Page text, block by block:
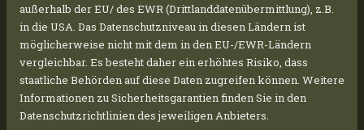
farmland, soil erosion poses a threat to the
surrounding biotopes. PV plants reduce soil
erosion. Particularly in agricultural areas that
are prone to wind and water erosion, the
structures of the PV modules provide necessary
protection against erosive forces. As grass and
außerhalb der EU/ des EWR (Drittlanddatenübermittlung), z.B.
in die USA. Das Datenschutzniveau in diesen Ländern ist
möglicherweise nicht mit dem in den EU-/EWR-Ländern
vergleichbar. Es besteht daher ein erhöhtes Risiko, dass
staatliche Behörden auf diese Daten zugreifen können. Weitere
Informationen zu Sicherheitsgarantien finden Sie in den
Datenschutzrichtlinien des jeweiligen Anbieters.